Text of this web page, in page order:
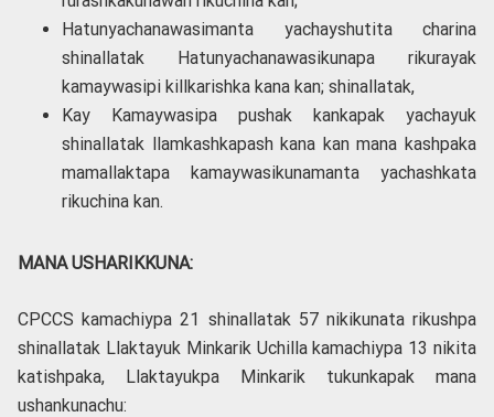
Hatunyachanawasimanta yachayshutita charina
shinallatak Hatunyachanawasikunapa rikurayak
kamaywasipi killkarishka kana kan; shinallatak,
Kay Kamaywasipa pushak kankapak yachayuk
shinallatak llamkashkapash kana kan mana kashpaka
mamallaktapa kamaywasikunamanta yachashkata
rikuchina kan.
MANA USHARIKKUNA:
CPCCS kamachiypa 21 shinallatak 57 nikikunata rikushpa
shinallatak Llaktayuk Minkarik Uchilla kamachiypa 13 nikita
katishpaka, Llaktayukpa Minkarik tukunkapak mana
ushankunachu: